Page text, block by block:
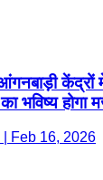
केंद्रों
भविष्य होगा
Feb 16, 2026